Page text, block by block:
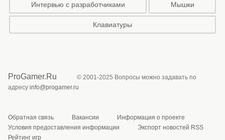
Интервью с разработчиками Мышки
Клавиатуры
ProGamer.Ru
© 2001-2025 Вопросы можно задавать по
адресу info@progamer.ru
Обратная связь Вакансии
Информация о проекте
Условия предоставления информации
Экспорт новостей RSS
Рейтинг игр